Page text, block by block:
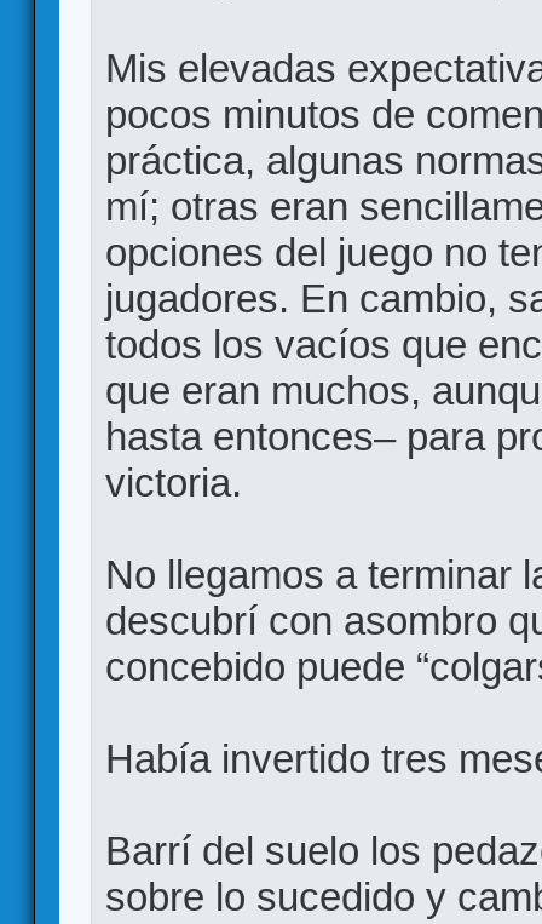
Mis elevadas
pocos minutos de
práctica, algunas
mí; otras eran
opciones del juego no
jugadores. En cambio,
todos los vacíos que
que eran muchos,
hasta entonces– para
victoria.
No llegamos a terminar
descubrí con asombro
concebido puede
Había invertido tres
Barrí del suelo los
sobre lo sucedido y